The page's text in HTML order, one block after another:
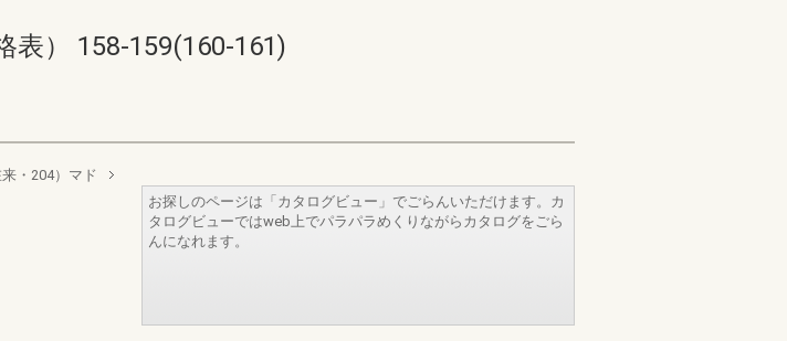
表） 158-159(160-161)
・204）マド
お探しのページは「カタログビュー」でごらんいただけます。カ
タログビューではweb上でパラパラめくりながらカタログをごら
んになれます。